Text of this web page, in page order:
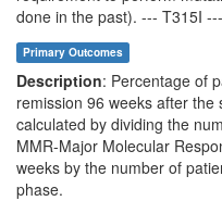
done in the past). --- T315I
Primary Outcomes
Description: Percentage of
remission 96 weeks after
calculated by dividing the
MMR-Major Molecular
weeks by the number of
phase.